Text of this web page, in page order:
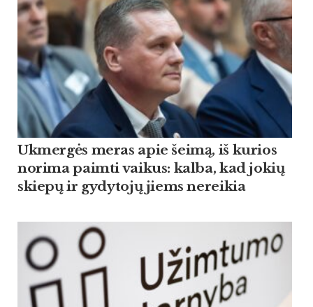
Ukmergės meras apie šeimą, iš kurios
norima paimti vaikus: kalba, kad jokių
skiepų ir gydytojų jiems nereikia